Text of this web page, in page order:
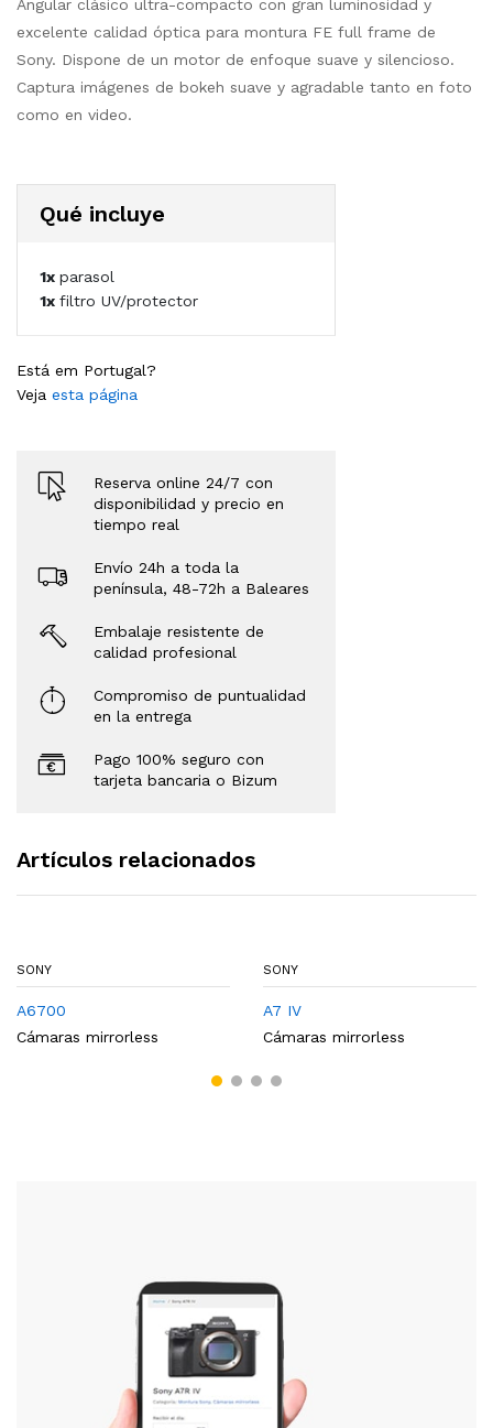
Angular clásico ultra-compacto con gran luminosidad y
excelente calidad óptica para montura FE full frame de
Sony. Dispone de un motor de enfoque suave y silencioso.
Captura imágenes de bokeh suave y agradable tanto en foto
como en video.
Reserva online 24/7 con
disponibilidad y precio en
tiempo real
Envío 24h a toda la
península, 48-72h a Baleares
Embalaje resistente de
calidad profesional
Compromiso de puntualidad
en la entrega
Pago 100% seguro con
tarjeta bancaria o Bizum
Está em Portugal?
Veja esta página
Qué incluye
1x parasol
1x filtro UV/protector
Artículos relacionados
SONY
A6700
Cámaras mirrorless
SONY
A7 IV
Cámaras mirrorless